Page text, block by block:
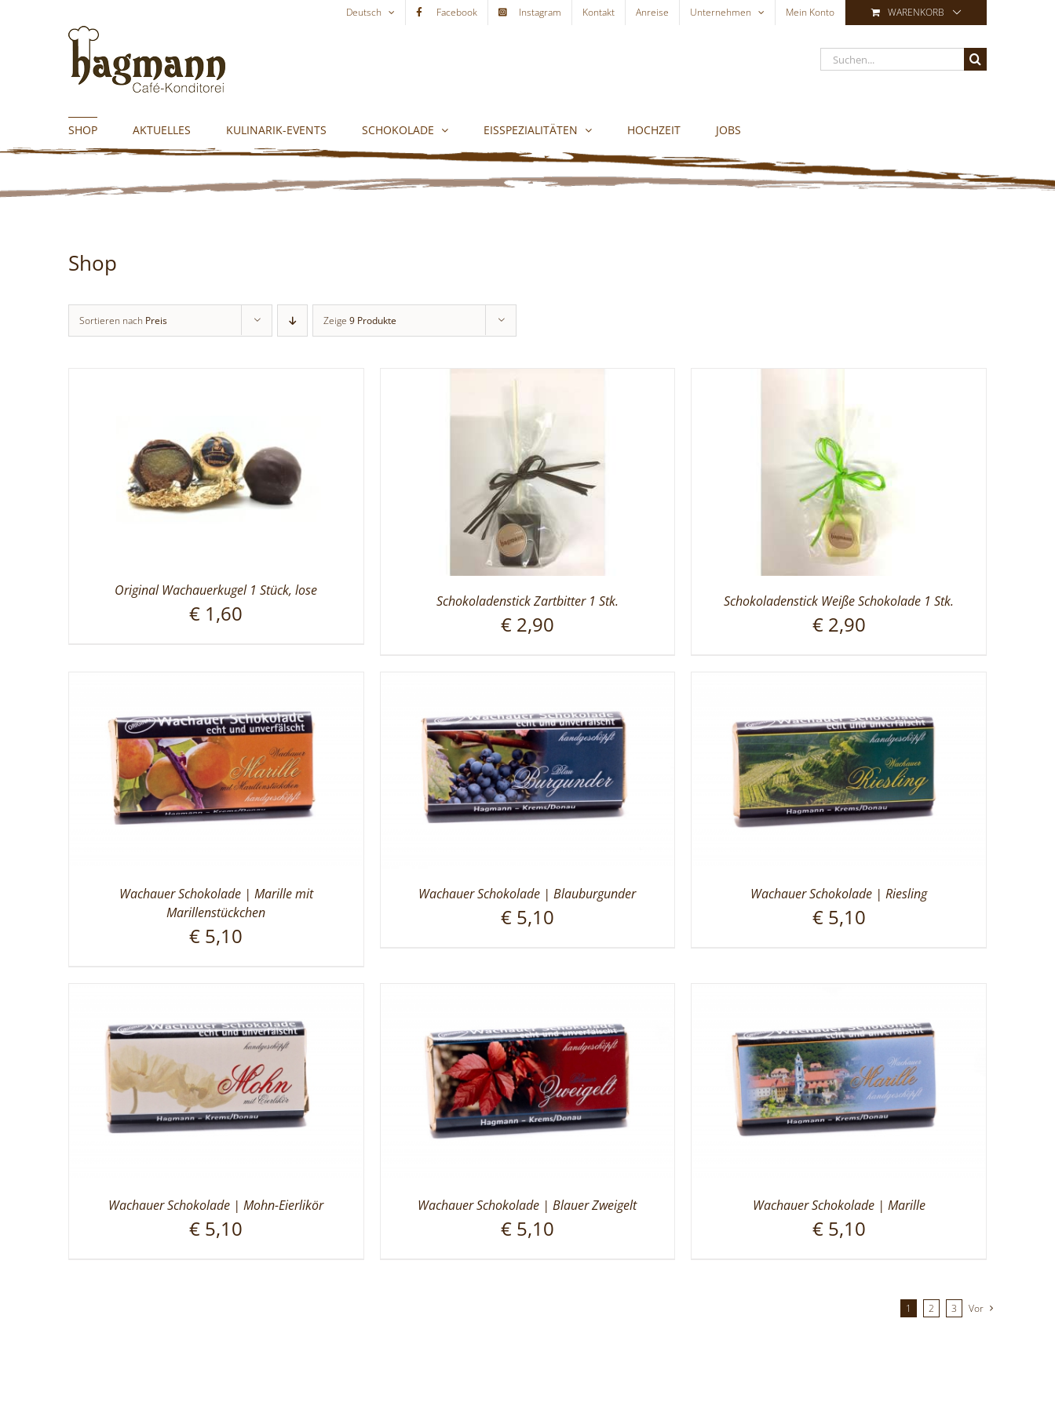
Deutsch Facebook Instagram Kontakt Anreise Unternehmen Mein Konto WARENKORB
Suche
nach:
SHOP AKTUELLES KULINARIK-EVENTS SCHOKOLADE EISSPEZIALITÄTEN HOCHZEIT JOBS
Shop
Sortieren nach Preis Zeige 9 Produkte
Original Wachauerkugel 1 Stück, lose
€ 1,60 Schokoladenstick Zartbitter 1 Stk.
€2,90
Schokoladenstick Weiße Schokolade 1 Stk.
€2,90
Wachauer Schokolade | Marille mit
Marillenstückchen
€ 5,10
Wachauer Schokolade | Blauburgunder
€5,10
Wachauer Schokolade | Riesling
€5,10
Wachauer Schokolade | Mohn-Eierlikör
€ 5,10
Wachauer Schokolade | Blauer Zweigelt
€5,10
Wachauer Schokolade | Marille
€5,10
1 2 3 Vor